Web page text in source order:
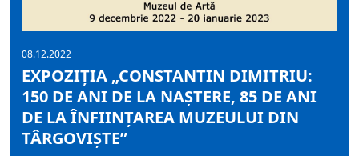
08.12.2022
EXPOZIȚIA „CONSTANTIN DIMITRIU:
150 DE ANI DE LA NAȘTERE, 85 DE ANI
DE LA ÎNFIINȚAREA MUZEULUI DIN
TÂRGOVIȘTE”